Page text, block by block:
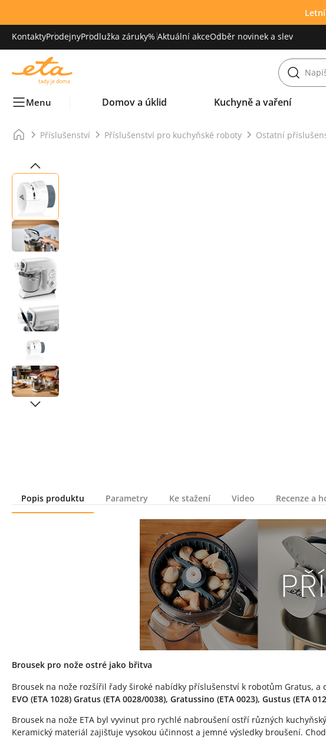
KontaktyProdejnyProdlužka záruky% Aktuální akceOdběr novinek a slev
Menu Domov a úklid Kuchyně a vaření
Příslušenství Příslušenství pro kuchyňské roboty Ostatní
Popis produktu
Parametry Ke stažení Video Recenze a
Brousek pro nože ostré jako břitva
Brousek na nože rozšířil řady široké nabídky příslušenství k robotům Gratus, a
EVO (ETA 1028) Gratus (ETA 0028/0038), Gratussino (ETA 0023), Gustus (ETA
Brousek na nože ETA byl vyvinut pro rychlé nabroušení ostří různých
Keramický materiál zajišťuje vysokou účinnost a jemné výsledky broušení.